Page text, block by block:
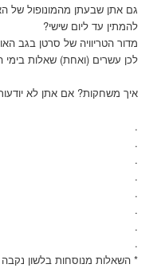
גם אתן שבעתן מהמונופול של
להמתין עד ליום שישי?
מדור הטריוויה של סרטן בגב
לכן עשרים (ואחת) שאלות בימי
איך משחקות? אם אתן לא
.
.
.
.
.
.
.
.
* השאלות מנוסחות בלשון